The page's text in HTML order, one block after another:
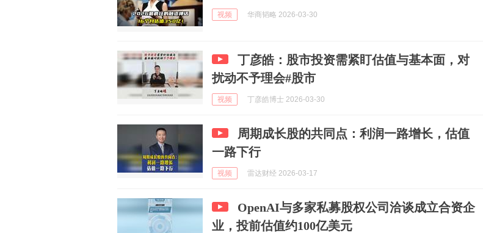
视频 华商韬略 2026-03-30
丁彦皓：股市投资需紧盯估值与基本面，对
扰动不予理会#股市
视频 丁彦皓博士 2026-03-30
周期成长股的共同点：利润一路增长，估值
一路下行
视频 雷达财经 2026-03-17
OpenAI与多家私募股权公司洽谈成立合资企
业，投前估值约100亿美元